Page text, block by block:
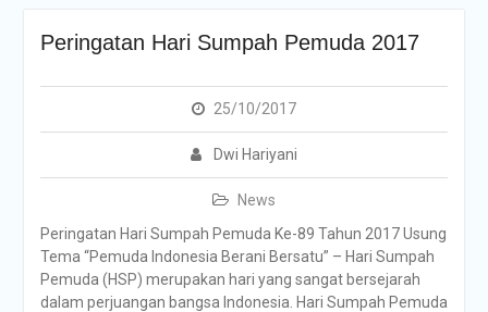
Peringatan Hari Sumpah Pemuda 2017
25/10/2017
Dwi Hariyani
News
Peringatan Hari Sumpah Pemuda Ke-89 Tahun 2017 Usung
Tema “Pemuda Indonesia Berani Bersatu” – Hari Sumpah
Pemuda (HSP) merupakan hari yang sangat bersejarah
dalam perjuangan bangsa Indonesia. Hari Sumpah Pemuda